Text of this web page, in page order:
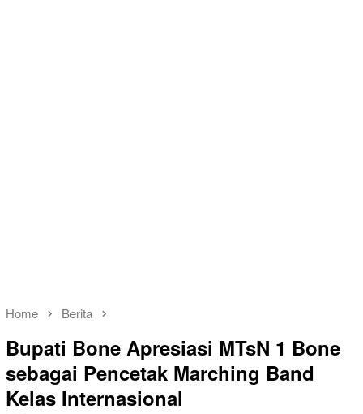
Home Berita
Bupati Bone Apresiasi MTsN 1 Bone
sebagai Pencetak Marching Band
Kelas Internasional